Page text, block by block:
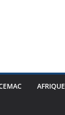
AFRIQUE